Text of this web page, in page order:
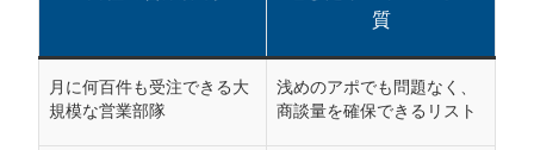
質
月に何百件も受注できる大
規模な営業部隊
浅めのアポでも問題なく、
商談量を確保できるリスト